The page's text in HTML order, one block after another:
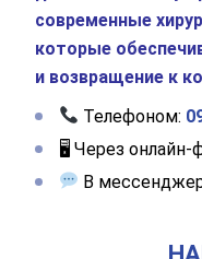
современные
которые
и возвращение к
Телефоном:
🖥 Через онлайн-
В